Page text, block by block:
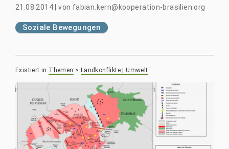
21.08.2014 |von fabian.kern@kooperation-brasilien.org
Soziale Bewegungen
Existiert in Themen > Landkonflikte | Umwelt